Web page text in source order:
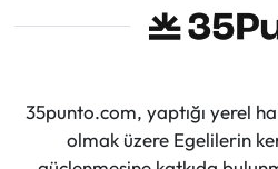
35punto.com, yaptığı yerel
olmak üzere Egelilerin